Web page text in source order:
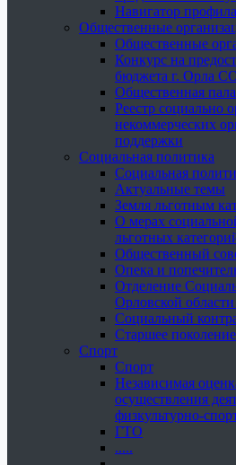
Навигатор
Общественные
Общественные
Конкурс на
бюджета г. Орла
Общественная
Реестр социально
некоммерческих
поддержки
Социальная политика
Социальная
Актуальные темы
Земля льготным
О мерах
льготных
Общественный
Опека и
Отделение
Орловской
Социальный
Старшее поколение
Спорт
Спорт
Независимая
осуществления
физкультурно-
ГТО
.....